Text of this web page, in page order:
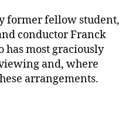
former fellow student,
conductor Franck
most graciously
and, where
arrangements.